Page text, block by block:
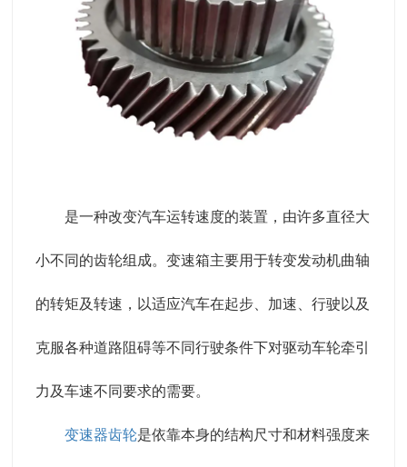
是一种改变汽车运转速度的装置，由许多直径大
小不同的齿轮组成。变速箱主要用于转变发动机曲轴
的转矩及转速，以适应汽车在起步、加速、行驶以及
克服各种道路阻碍等不同行驶条件下对驱动车轮牵引
力及车速不同要求的需要。
变速器齿轮是依靠本身的结构尺寸和材料强度来